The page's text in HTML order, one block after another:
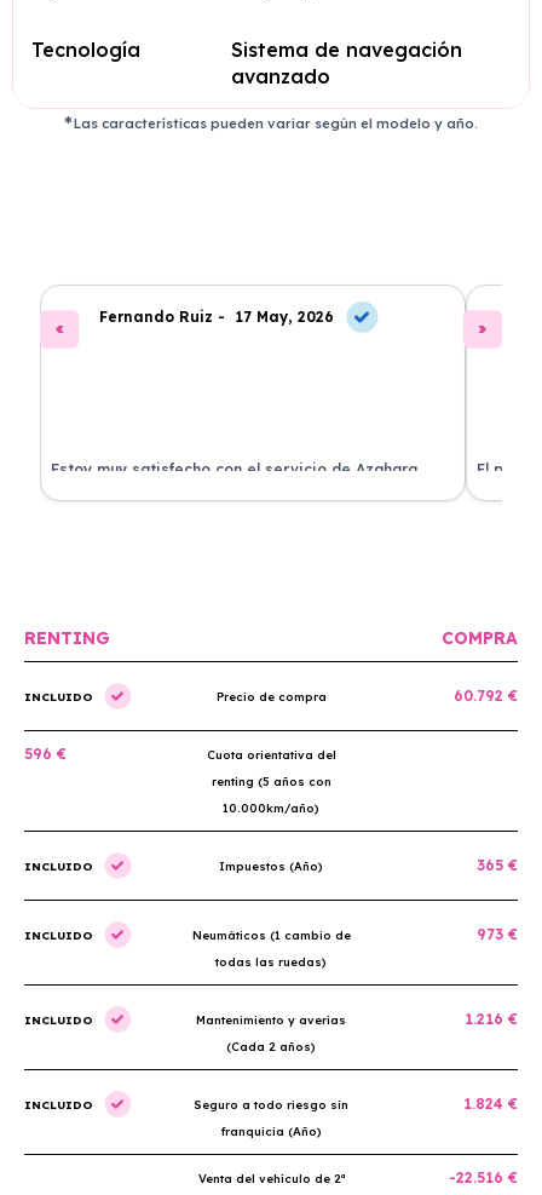
Tecnología
Sistema de navegación
avanzado
Las características pueden variar según el modelo y año.
Fernando Ruiz - 17 May, 2026
Estoy muy satisfecho con el servicio de Azahara
Renting. El coche está en perfectas condiciones y el
El
llegó
RENTING COMPRA
INCLUIDO Precio de compra 60.792 €
596 €
Cuota orientativa del
renting (5 años con
10.000km/año)
INCLUIDO Impuestos (Año) 365 €
INCLUIDO
Neumáticos (1 cambio de
todas las ruedas)
973 €
INCLUIDO
Mantenimiento y averías
(Cada 2 años)
1.216 €
INCLUIDO
Seguro a todo riesgo sin
franquicia (Año)
1.824 €
Venta del vehículo de 2ª -22.516 €